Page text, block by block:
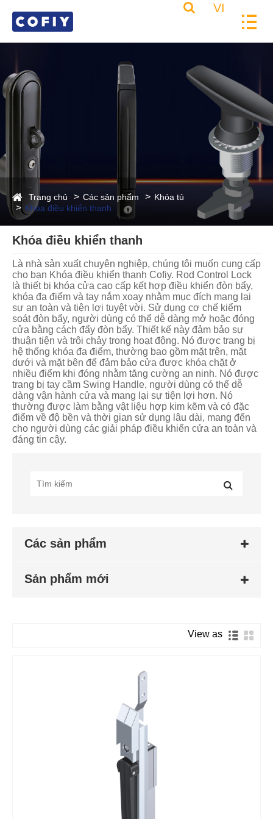
VI
Trang chủ Các sản phẩm
Khóa tủ
Khóa điều khiển thanh
Khóa điều khiển thanh
Là nhà sản xuất chuyên nghiệp, chúng tôi muốn cung cấp
cho bạn Khóa điều khiển thanh Cofiy. Rod Control Lock
là thiết bị khóa cửa cao cấp kết hợp điều khiển đòn bẩy,
khóa đa điểm và tay nắm xoay nhằm mục đích mang lại
sự an toàn và tiện lợi tuyệt vời. Sử dụng cơ chế kiểm
soát đòn bẩy, người dùng có thể dễ dàng mở hoặc đóng
cửa bằng cách đẩy đòn bẩy. Thiết kế này đảm bảo sự
thuận tiện và trôi chảy trong hoạt động. Nó được trang bị
hệ thống khóa đa điểm, thường bao gồm mặt trên, mặt
dưới và mặt bên để đảm bảo cửa được khóa chặt ở
nhiều điểm khi đóng nhằm tăng cường an ninh. Nó được
trang bị tay cầm Swing Handle, người dùng có thể dễ
dàng vận hành cửa và mang lại sự tiện lợi hơn. Nó
thường được làm bằng vật liệu hợp kim kẽm và có đặc
điểm về độ bền và thời gian sử dụng lâu dài, mang đến
cho người dùng các giải pháp điều khiển cửa an toàn và
đáng tin cậy.
Các sản phẩm
Sản phẩm mới
View as